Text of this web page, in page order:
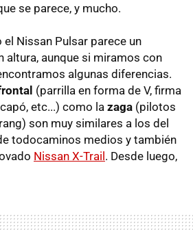
se parece, y mucho.
el Nissan Pulsar parece un
altura, aunque si miramos con
algunas diferencias.
(parrilla en forma de V, firma
etc...) como la zaga (pilotos
son muy similares a los del
todocaminos medios y también
Nissan X-Trail. Desde luego,